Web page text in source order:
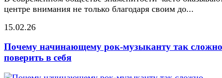
центре внимания не только благодаря своим до...
15.02.26
Почему начинающему рок-музыканту так сложно
поверить в себя